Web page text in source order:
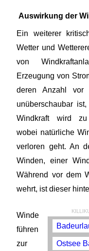
Auswirkung der
Ein weiterer
Wetter und
von
Erzeugung von
deren Anzahl
unüberschaubar
Windkraft wird zu
wobei natürliche
verloren geht. An
Winden, einer
Während vor dem
wehrt, ist dieser
Ostsee
Winde
führen
zur